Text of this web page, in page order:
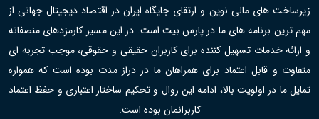
زیرساخت های مالی نوین و ارتقای جایگاه ایران در اقتصاد دیجیتال جهانی از
مهم ترین برنامه های ما در پارس بیت است. در این مسیر کارمزدهای منصفانه
و ارائه خدمات تسهیل کننده برای کاربران حقیقی و حقوقی، موجب تجربه ای
متفاوت و قابل اعتماد برای همراهان ما در دراز مدت بوده است که همواره
تمایل ما در اولویت بالا، ادامه این روال و تحکیم ساختار اعتباری و حفظ اعتماد
کاربرانمان بوده است.